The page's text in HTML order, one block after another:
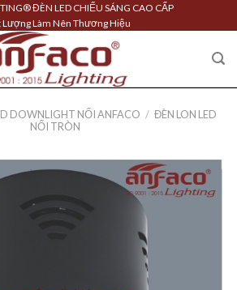
ĐÈN LED CHIẾU SÁNG CAO CẤP
Lượng Làm Nên Thương Hiệu
DOWNLIGHT NỔI ANFACO / ĐÈN LON LED
NỔI TRÒN